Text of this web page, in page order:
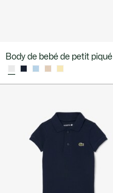
Body de bebé de petit piqué